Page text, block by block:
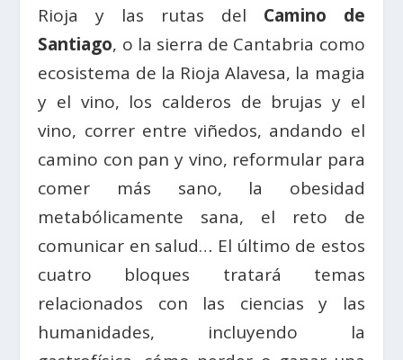
Rioja y las rutas del Camino de
Santiago, o la sierra de Cantabria como
ecosistema de la Rioja Alavesa, la magia
y el vino, los calderos de brujas y el
vino, correr entre viñedos, andando el
camino con pan y vino, reformular para
comer más sano, la obesidad
metabólicamente sana, el reto de
comunicar en salud… El último de estos
cuatro bloques tratará temas
relacionados con las ciencias y las
humanidades, incluyendo la